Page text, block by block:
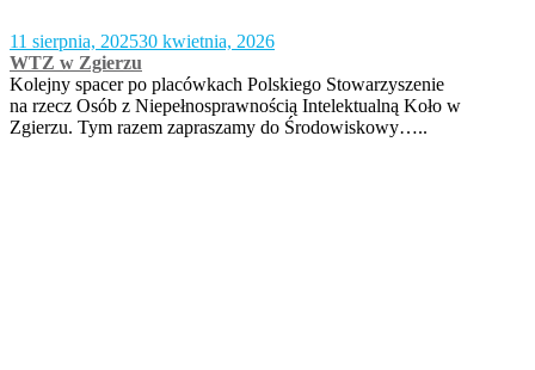
11 sierpnia, 202530 kwietnia, 2026
WTZ w Zgierzu
Kolejny spacer po placówkach Polskiego Stowarzyszenie
na rzecz Osób z Niepełnosprawnością Intelektualną Koło w
Zgierzu. Tym razem zapraszamy do Środowiskowy…..